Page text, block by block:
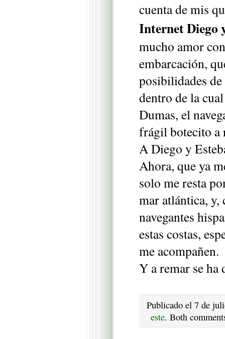
cuenta de mis
Internet Diego
mucho amor
embarcación,
posibilidades
dentro de la
Dumas, el
frágil botecito a
A Diego y
Ahora, que ya
solo me resta
mar atlántica,
navegantes
estas costas,
me acompañen.
Y a remar se ha
Publicado el 7 de
este. Both